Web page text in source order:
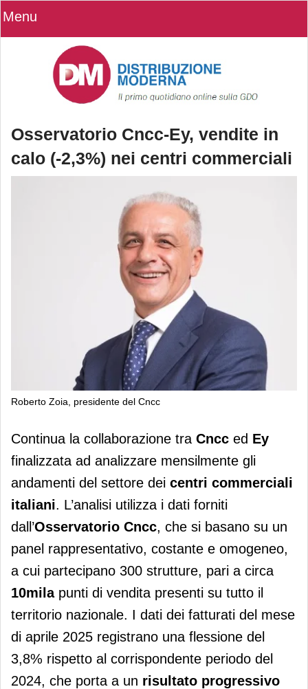
Menu
Osservatorio Cncc-Ey, vendite in
calo (-2,3%) nei centri commerciali
Roberto Zoia, presidente del Cncc
Osservatorio Cncc-Ey, vendite in calo
(-2,3%) nei centri commerciali
Continua la collaborazione tra Cncc ed Ey
finalizzata ad analizzare mensilmente gli
andamenti del settore dei centri commerciali
italiani. L’analisi utilizza i dati forniti
dall’Osservatorio Cncc, che si basano su un
panel rappresentativo, costante e omogeneo,
a cui partecipano 300 strutture, pari a circa
10milapunti di vendita presenti su tutto il
territorio nazionale. I dati dei fatturati del mese
di aprile 2025 registrano una flessione del
3,8% rispetto al corrispondente periodo del
2024, che porta a un risultato progressivo